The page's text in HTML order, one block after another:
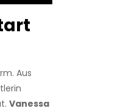
Aus
Vanessa